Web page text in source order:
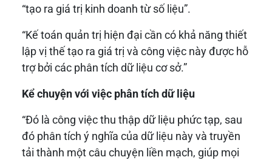
“tạo ra giá trị kinh doanh từ số liệu”.
“Kế toán quản trị hiện đại cần có khả năng thiết
lập vị thế tạo ra giá trị và công việc này được hỗ
trợ bởi các phân tích dữ liệu cơ sở.”
Kể chuyện với việc phân tích dữ liệu
“Đó là công việc thu thập dữ liệu phức tạp, sau
đó phân tích ý nghĩa của dữ liệu này và truyền
tải thành một câu chuyện liền mạch, giúp mọi